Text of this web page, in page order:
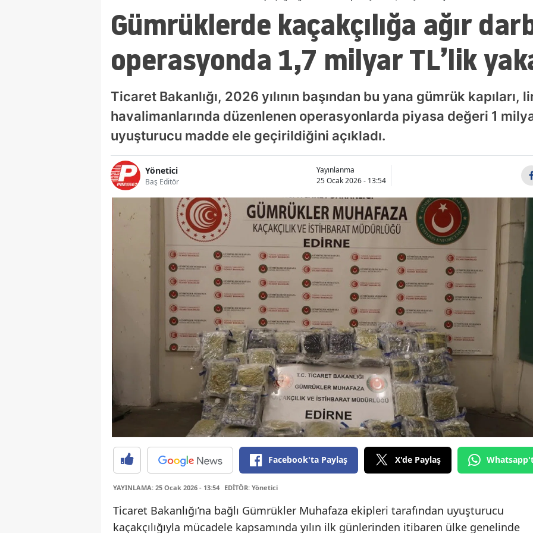
Gümrüklerde kaçakçılığa ağır
operasyonda 1,7 milyar TL’lik
Ticaret Bakanlığı, 2026 yılının başından bu yana gümrük kapıları,
havalimanlarında düzenlenen operasyonlarda piyasa değeri 1
uyuşturucu madde ele geçirildiğini açıkladı.
Yönetici
Baş Editör
Yayınlanma
25 Ocak 2026 - 13:54
Facebook'ta Paylaş X'de Paylaş
YAYINLAMA: 25 Ocak 2026 - 13:54 EDİTÖR: Yönetici
Ticaret Bakanlığı’na bağlı Gümrükler Muhafaza ekipleri tarafından uyuşturucu
kaçakçılığıyla mücadele kapsamında yılın ilk günlerinden itibaren ülke genelinde